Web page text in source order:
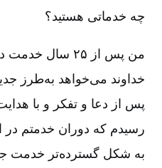
چه خدماتی هستید؟
من پس از ۲۵
خداوند می‌‌خواهد به‌‌طرز
پس از دعا و تفکر و با
رسیدم که دوران خدمتم در
به شکل گسترده‌‌تر خدمت